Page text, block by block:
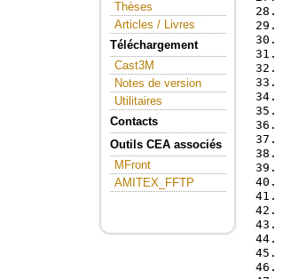
Thèses
Articles / Livres
Téléchargement
Cast3M
Notes de version
Utilitaires
Contacts
Outils CEA associés
MFront
AMITEX_FFTP